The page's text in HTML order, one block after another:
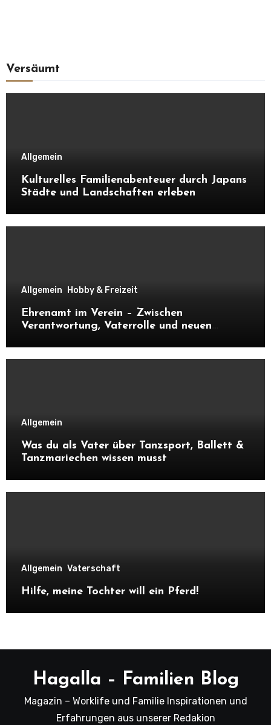
Versäumt
Allgemein
Kulturelles Familienabenteuer durch Japans
Städte und Landschaften erleben
Allgemein Hobby & Freizeit
Ehrenamt im Verein – Zwischen
Verantwortung, Vaterrolle und neuen
Allgemein
Was du als Vater über Tanzsport, Ballett &
Tanzmariechen wissen musst
Allgemein Vaterschaft
Hilfe, meine Tochter will ein Pferd!
Hagalla – Familien Blog
Magazin – Worklife und Familie Inspirationen und
Erfahrungen aus unserer Redakion